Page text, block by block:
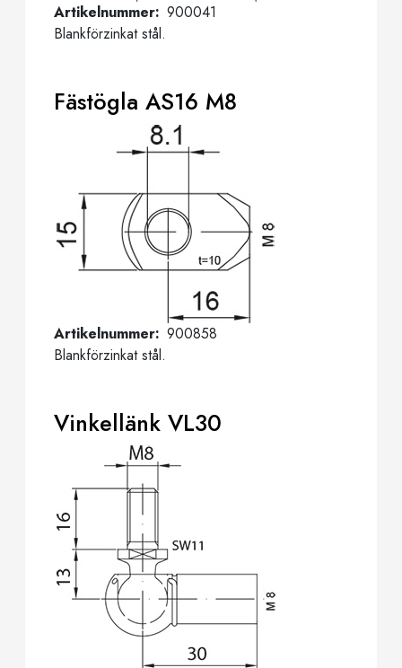
Artikelnummer 900041
Blankförzinkat stål.
Fästögla AS16 M8
Artikelnummer 900858
Blankförzinkat stål.
Vinkellänk VL30